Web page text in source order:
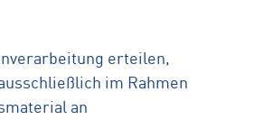
erteilen,
im Rahmen
an